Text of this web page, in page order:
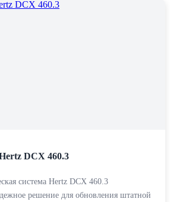
DCX 460.3
система Hertz DCX 460.3
решение для обновления штатной